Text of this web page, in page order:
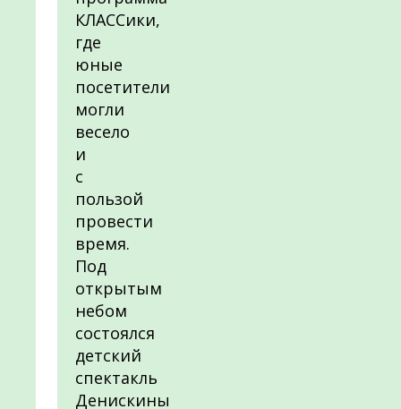
КЛАССики,
где
юные
посетители
могли
весело
и
с
пользой
провести
время.
Под
открытым
небом
состоялся
детский
спектакль
Денискины